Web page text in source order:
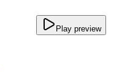
Play preview